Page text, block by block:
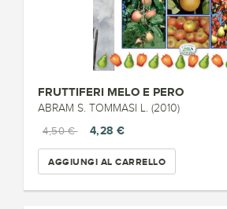
FRUTTIFERI MELO E PERO
ABRAM S. TOMMASI L. (2010)
4,50 €
4,28 €
AGGIUNGI AL CARRELLO